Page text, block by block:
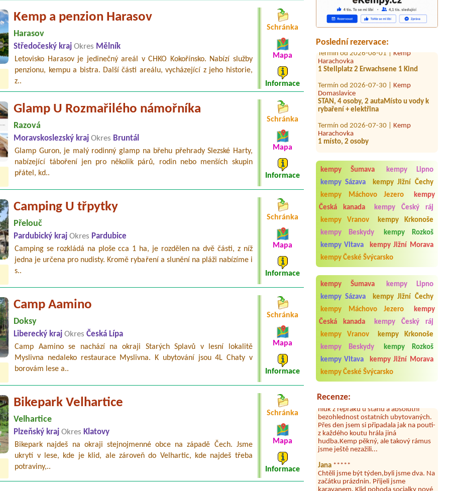
Poslední rezervace:
Termín od 2026-07-23 |Bikepark
Velhartice
2 dospělé osoby plus dítě do jednoho
roku
Termín od 2026-08-01 |
Harachovka
1 Stellplatz 2 Erwachsene 1 Kind
Domaslavice
STAN, 4 osoby, 2 autaMísto u vody k
rybaření + elektřina
Harachovka
1 místo, 2 osoby
Hütte
Termín od 2026-07-22 |Autokemp na
1 stellplatz wohnmobil 2 erwachsene
Termín od 2026-08-08 |Autocamp
Šternberk
chatka pro 2 osoby + pes
Termín od 2026-08-18 | Kemp Sokol
Suchdol
3x 4 lůžková chata
Termín od 2026-08-22 |Kemp
Poslední štace
12 tents for 23 people--
kempy Šumava
kempy Lipno
kempy Sázava
kempy Jižní Čechy
kempy Máchovo Jezero
kempy
Česká kanada
kempy Český ráj
kempy Vranov
kempy Krkonoše
kempy Beskydy
kempy Rozkoš
kempy Vltava
kempy Jižní Morava
kempy České Švýcarsko
kempy Šumava
kempy Lipno
kempy Sázava
kempy Jižní Čechy
kempy Máchovo Jezero
kempy
Česká kanada
kempy Český ráj
kempy Vranov
kempy Krkonoše
kempy Beskydy
kempy Rozkoš
kempy Vltava
kempy Jižní Morava
kempy České Švýcarsko
Recenze:
Byli jsme zde v týdnu od 25.7. do 1.8.
2026. Kemp jako takový je pěkný. V
umývárně i na WC bylo vždy čisto,
doplněný papír i utěrky, což při
množství návštěvníků není
samozřejmost. V kempu je obchod a
Co nás ale velice zklamalo byl celodenní
hluk z repráků u stanů a absolutní
bezohlednost ostatních ubytovaných.
Přes den jsem si připadala jak na pouti-
z každého koutu hrála jiná
hudba.Kemp pěkný, ale takový rámus
jsme ještě nezažili...
Chtěli jsme být týden,byli jsme dva. Na
začátku prázdnin. Přijeli jsme
karavanem. Klid pohoda socialky nové
krásné čisté,koupání super. Restaurace
Kemp a penzion Harasov
Harasov
Středočeský krajOkres Mělník
Letovisko Harasov je jedinečný areál v CHKO Kokořínsko. Nabízí služby
penzionu, kempu a bistra. Další části areálu, vycházející z jeho historie,
z..
Schránka
Mapa
Informace
Glamp U Rozmařilého námořníka
Razová
Moravskoslezský krajOkres Bruntál
Glamp Guron, je malý rodinný glamp na břehu přehrady Slezské Harty,
nabízející táboření jen pro několik párů, rodin nebo menších skupin
přátel, kd..
Schránka
Mapa
Informace
Camping U třpytky
Přelouč
Pardubický krajOkres Pardubice
Camping se rozkládá na ploše cca 1 ha, je rozdělen na dvě části, z níž
jedna je určena pro nudisty. Kromě rybaření a slunění na pláži nabízíme i
s..
Schránka
Mapa
Informace
Camp Aamino
Doksy
Liberecký krajOkres Česká Lípa
Camp Aamino se nachází na okraji Starých Splavů v lesní lokalitě
Myslivna nedaleko restaurace Myslivna. K ubytování jsou 4L Chaty v
borovám lese a..
Schránka
Mapa
Informace
Bikepark Velhartice
Velhartice
Plzeňský krajOkres Klatovy
Bikepark najdeš na okraji stejnojmenné obce na západě Čech. Jsme
ukrytí v lese, kde je klid, ale zároveň do Velhartic, kde najdeš třeba
potraviny,..
Schránka
Mapa
Informace